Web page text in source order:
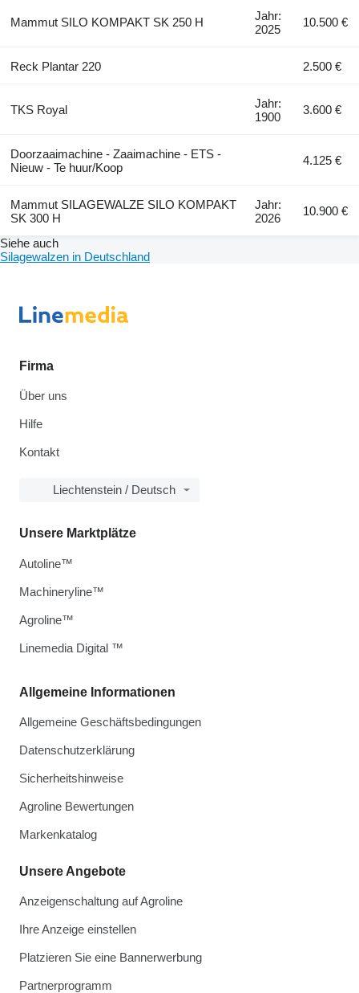
Mammut SILO KOMPAKT SK 250 H
Jahr:
2025
10.500 €
Reck Plantar 220 2.500 €
TKS Royal
Jahr:
1900
3.600 €
Doorzaaimachine - Zaaimachine - ETS -
Nieuw - Te huur/Koop
4.125 €
Mammut SILAGEWALZE SILO KOMPAKT
SK 300 H
Jahr:
2026
10.900 €
Siehe auch
Silagewalzen in Deutschland
Firma
Über uns
Hilfe
Kontakt
Liechtenstein / Deutsch
Allgemeine Informationen
Allgemeine Geschäftsbedingungen
Datenschutzerklärung
Sicherheitshinweise
Agroline Bewertungen
Markenkatalog
Unsere Angebote
Anzeigenschaltung auf Agroline
Ihre Anzeige einstellen
Platzieren Sie eine Bannerwerbung
Partnerprogramm
Unsere Marktplätze
Autoline™
Machineryline™
Agroline™
Linemedia Digital ™